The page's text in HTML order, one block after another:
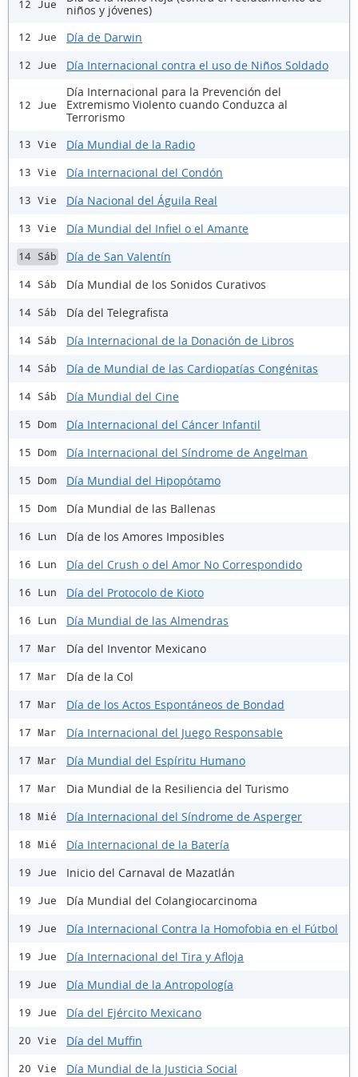
12 Jue
niños y jóvenes)
12 Jue Día de Darwin
12 Jue Día Internacional contra el uso de Niños Soldado
12 Jue
Día Internacional para la Prevención del
Extremismo Violento cuando Conduzca al
Terrorismo
13 Vie Día Mundial de la Radio
13 Vie Día Internacional del Condón
13 Vie Día Nacional del Águila Real
13 Vie Día Mundial del Infiel o el Amante
14 Sáb Día de San Valentín
14 Sáb Día Mundial de los Sonidos Curativos
14 Sáb Día del Telegrafista
14 Sáb Día Internacional de la Donación de Libros
14 Sáb Día de Mundial de las Cardiopatías Congénitas
14 Sáb Día Mundial del Cine
15 Dom Día Internacional del Cáncer Infantil
15 Dom Día Internacional del Síndrome de Angelman
15 Dom Día Mundial del Hipopótamo
15 Dom Día Mundial de las Ballenas
16 Lun Día de los Amores Imposibles
16 Lun Día del Crush o del Amor No Correspondido
16 Lun Día del Protocolo de Kioto
16 Lun Día Mundial de las Almendras
17 Mar Día del Inventor Mexicano
17 Mar Día de la Col
17 Mar Día de los Actos Espontáneos de Bondad
17 Mar Día Internacional del Juego Responsable
17 Mar Día Mundial del Espíritu Humano
17 Mar Dia Mundial de la Resiliencia del Turismo
18 Mié Día Internacional del Síndrome de Asperger
18 Mié Día Internacional de la Batería
19 Jue Inicio del Carnaval de Mazatlán
19 Jue Día Mundial del Colangiocarcinoma
19 Jue Día Internacional Contra la Homofobia en el Fútbol
19 Jue Día Internacional del Tira y Afloja
19 Jue Día Mundial de la Antropología
19 Jue Día del Ejército Mexicano
20 Vie Día del Muffin
20 Vie Día Mundial de la Justicia Social